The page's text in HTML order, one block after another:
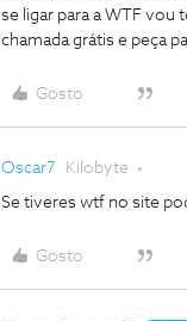
se ligar para a WTF vou
chamada grátis e peça
Gosto
Oscar7 Kilobyte
Se tiveres wtf no site
Gosto